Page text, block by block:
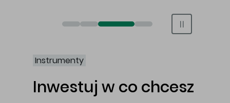
Otwórz rachunek maklerski online
Otwórz konto IKE/IKZE
Obligacje Best S.A.Świat bez swap i prowizji
Instrumenty
Inwestuj w co chcesz